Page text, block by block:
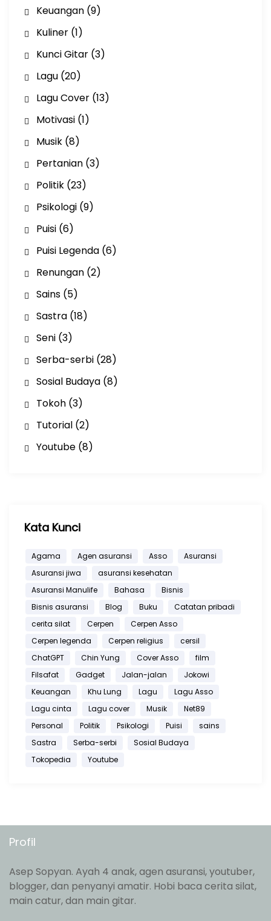
Keuangan(9)
Kuliner(1)
Kunci Gitar(3)
Lagu(20)
Lagu Cover(13)
Motivasi(1)
Musik(8)
Pertanian(3)
Politik(23)
Psikologi(9)
Puisi(6)
Puisi Legenda(6)
Renungan(2)
Sains(5)
Sastra(18)
Seni(3)
Serba-serbi(28)
Sosial Budaya(8)
Tokoh(3)
Tutorial(2)
Youtube(8)
Kata Kunci
Agama Agen asuransi Asso
Asuransi
Asuransi jiwa
asuransi kesehatan
Asuransi Manulife
Bahasa
Bisnis
Bisnis asuransi
Blog Buku
Catatan pribadi
cerita silat
Cerpen
Cerpen Asso
Cerpen legenda
Cerpen religius
cersil
ChatGPT
Chin Yung Cover Asso
film
Filsafat
Gadget Jalan-jalan
Jokowi
Keuangan
Khu Lung Lagu
Lagu Asso
Lagu cinta
Lagu cover Musik
Net89
Personal
Politik Psikologi Puisi
sains
Sastra
Serba-serbi
Sosial Budaya
Tokopedia
Youtube
Profil
Asep Sopyan. Ayah 4 anak, agen asuransi, youtuber,
blogger, dan penyanyi amatir. Hobi baca cerita silat,
main catur, dan main gitar.